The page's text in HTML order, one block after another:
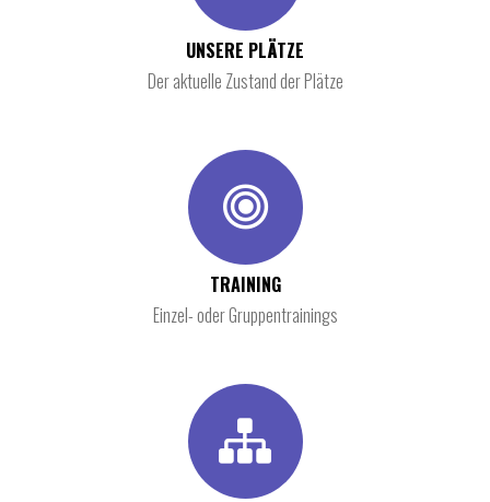
UNSERE PLÄTZE
Der aktuelle Zustand der Plätze
TRAINING
Einzel- oder Gruppentrainings